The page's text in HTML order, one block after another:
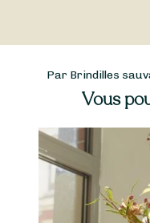
Par Brindilles
Vous